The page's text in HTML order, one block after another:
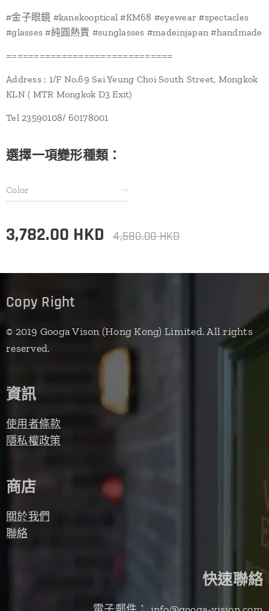
#金子眼鏡 #kanekooptical #KM68 #eyewear #spectacles
#glasses #純圓熱賣 #sunglasses #madeinjapan #handmade
==============================
Address : 1/F No.69 Sai Yeung Choi South Street, Mongkok
KLN ( MTR Mongkok D3 Exit)
Tel 23590108/ 60178001
選擇一項變形種類：
Color
3,782.00 HKD 4,580.00HKD
Copy Right
© 2019 Googa Vison (Hong Kong) Limited. All rights
reserved.
資訊
使用者條款
隱私權政策
商店
關於我們
聯絡
快速聯絡